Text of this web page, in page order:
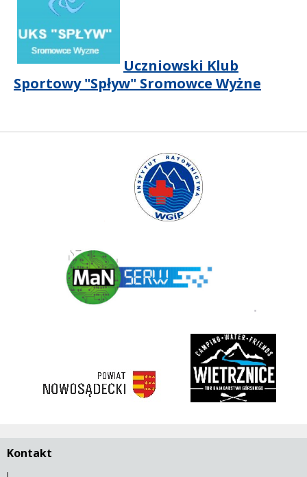
Uczniowski Klub
Sportowy "Spływ" Sromowce Wyżne
Polski Związek Kajakowy
Instytut Ratownictwa WGiP
3 korony
Kontakt